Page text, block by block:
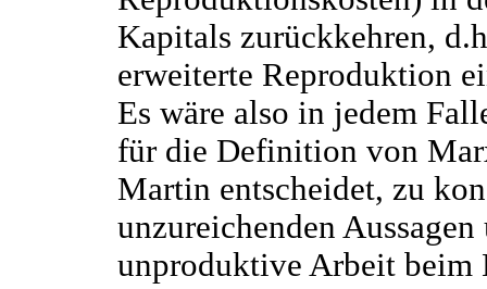
Kapitals zurückkehren,
erweiterte Reproduktion
Es wäre also in jedem
für die Definition von
Martin entscheidet, zu
unzureichenden
unproduktive Arbeit beim